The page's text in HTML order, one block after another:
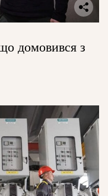
домовився з